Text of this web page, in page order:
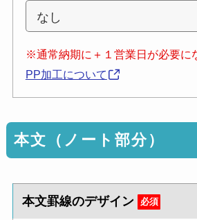
※通常納期に＋１営業日が必要に
PP加工について
本文（ノート部分）
本文罫線のデザイン 必須